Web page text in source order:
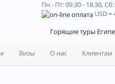
Пн - Пт: 09.30 - 18.30,
USD=
Горящие туры
Визы О нас Клиентам